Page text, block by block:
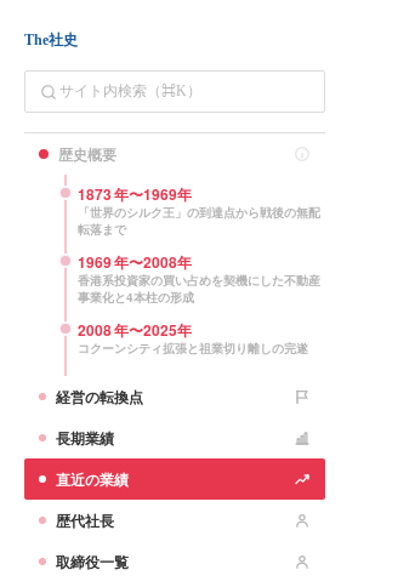
The社史
歴史概要
1873年〜1969年
「世界のシルク王」の到達点から戦後の無配
転落まで
1969年〜2008年
香港系投資家の買い占めを契機にした不動産
事業化と4本柱の形成
2008年〜2025年
コクーンシティ拡張と祖業切り離しの完遂
経営の転換点
長期業績
直近の業績
歴代社長
取締役一覧